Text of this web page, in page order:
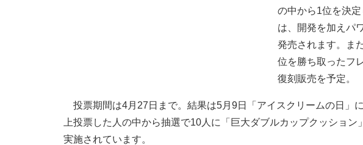
の中から1位を決
は、開発を加えパ
発売されます。ま
位を勝ち取ったフ
復刻販売を予定。
投票期間は4月27日まで。結果は5月9日「アイスクリームの日」
上投票した人の中から抽選で10人に「巨大ダブルカップクッショ
実施されています。